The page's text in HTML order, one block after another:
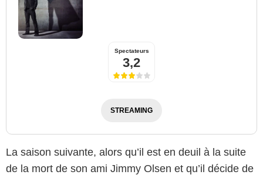
Spectateurs
3,2
STREAMING
La saison suivante, alors qu’il est en deuil à la suite
de la mort de son ami Jimmy Olsen et qu’il décide de